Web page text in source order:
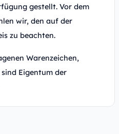
gestellt. Vor dem
wir, den auf der
zu beachten.
Warenzeichen,
Eigentum der